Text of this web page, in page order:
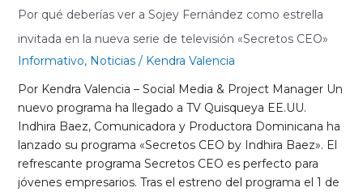
Por qué deberías ver a Sojey Fernández como estrella
invitada en la nueva serie de televisión «Secretos CEO»
Informativo, Noticias/ Kendra Valencia
Por Kendra Valencia – Social Media & Project Manager Un
nuevo programa ha llegado a TV Quisqueya EE.UU.
Indhira Baez, Comunicadora y Productora Dominicana ha
lanzado su programa «Secretos CEO by Indhira Baez». El
refrescante programa Secretos CEO es perfecto para
jóvenes empresarios. Tras el estreno del programa el 1 de